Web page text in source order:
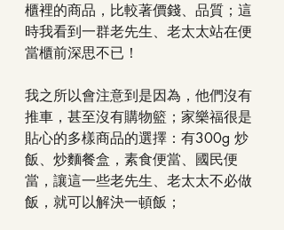
櫃裡的商品，比較著價錢、品質；這
時我看到一群老先生、老太太站在便
當櫃前深思不已！
我之所以會注意到是因為，他們沒有
推車，甚至沒有購物籃；家樂福很是
貼心的多樣商品的選擇：有300g 炒
飯、炒麵餐盒，素食便當、國民便
當，讓這一些老先生、老太太不必做
飯，就可以解決一頓飯；